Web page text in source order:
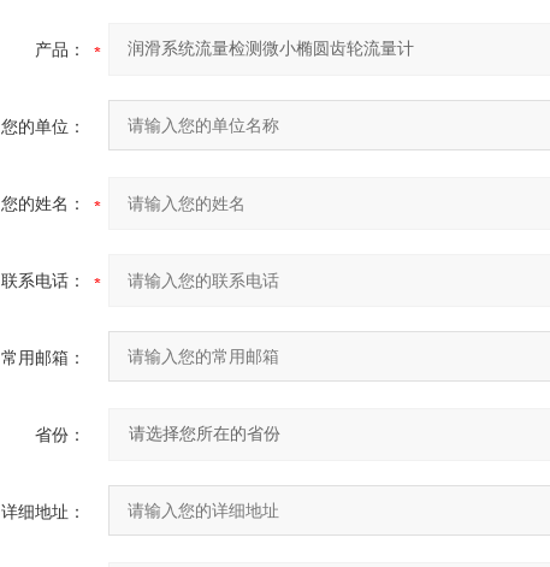
产品：
您的单位：
您的姓名：
联系电话：
常用邮箱：
省份：
详细地址：